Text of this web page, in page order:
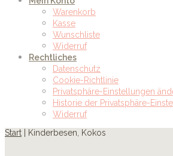
Warenkorb
Kasse
Wunschliste
Widerruf
Rechtliches
Datenschutz
Cookie-Richtlinie
Privatsphäre-Einstellungen
Historie der Privatsphäre-
Widerruf
Start | Kinderbesen, Kokos